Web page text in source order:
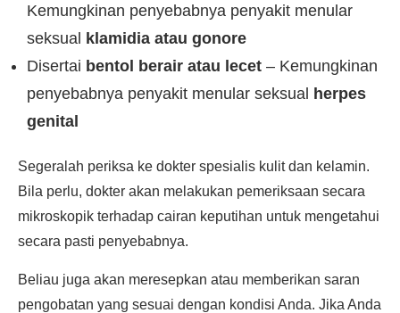
Kemungkinan penyebabnya penyakit menular
seksual klamidia atau gonore
Disertai bentol berair atau lecet – Kemungkinan
penyebabnya penyakit menular seksual herpes
genital
Segeralah periksa ke dokter spesialis kulit dan kelamin.
Bila perlu, dokter akan melakukan pemeriksaan secara
mikroskopik terhadap cairan keputihan untuk mengetahui
secara pasti penyebabnya.
Beliau juga akan meresepkan atau memberikan saran
pengobatan yang sesuai dengan kondisi Anda. Jika Anda